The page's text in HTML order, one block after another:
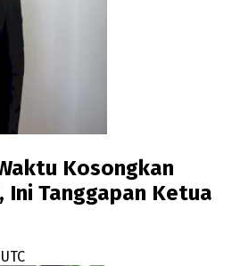
Kosongkan
Ini Tanggapan Ketua